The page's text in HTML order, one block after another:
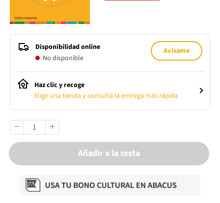
Disponibilidad online
No disponible
Avísame
Haz clic y recoge
Elige una tienda y consulta la entrega más rápida
Añadir a la cesta